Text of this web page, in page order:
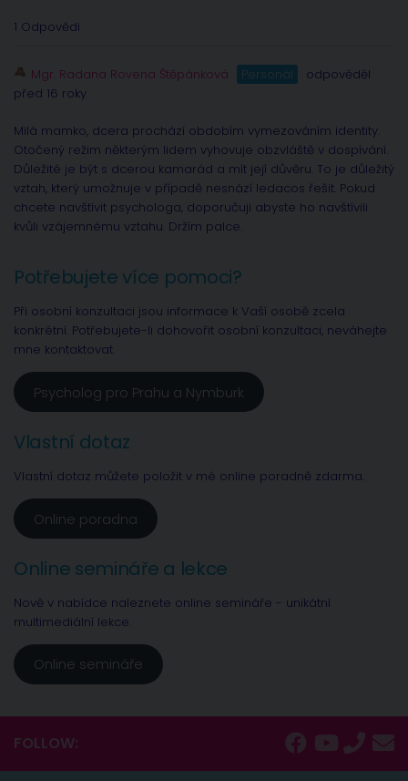
1 Odpovědi
Mgr. Radana Rovena Štěpánková Personál
odpověděl
před 16 roky
Milá mamko, dcera prochází obdobím vymezováním identity.
Otočený režim některým lidem vyhovuje obzvláště v dospívání.
Důležité je být s dcerou kamarád a mít její důvěru. To je důležitý
vztah, který umožnuje v případě nesnází ledacos řešit. Pokud
chcete navštívit psychologa, doporučuji abyste ho navštívili
kvůli vzájemnému vztahu. Držím palce.
Potřebujete více pomoci?
Při osobní konzultaci jsou informace k Vaší osobě zcela
konkrétní. Potřebujete-li dohovořit osobní konzultaci, neváhejte
mne kontaktovat.
Psycholog pro Prahu a Nymburk
Vlastní dotaz
Vlastní dotaz můžete položit v mé online poradně zdarma.
Online poradna
Online semináře a lekce
Nově v nabídce naleznete online semináře - unikátní
multimediální lekce.
Online semináře
FOLLOW: